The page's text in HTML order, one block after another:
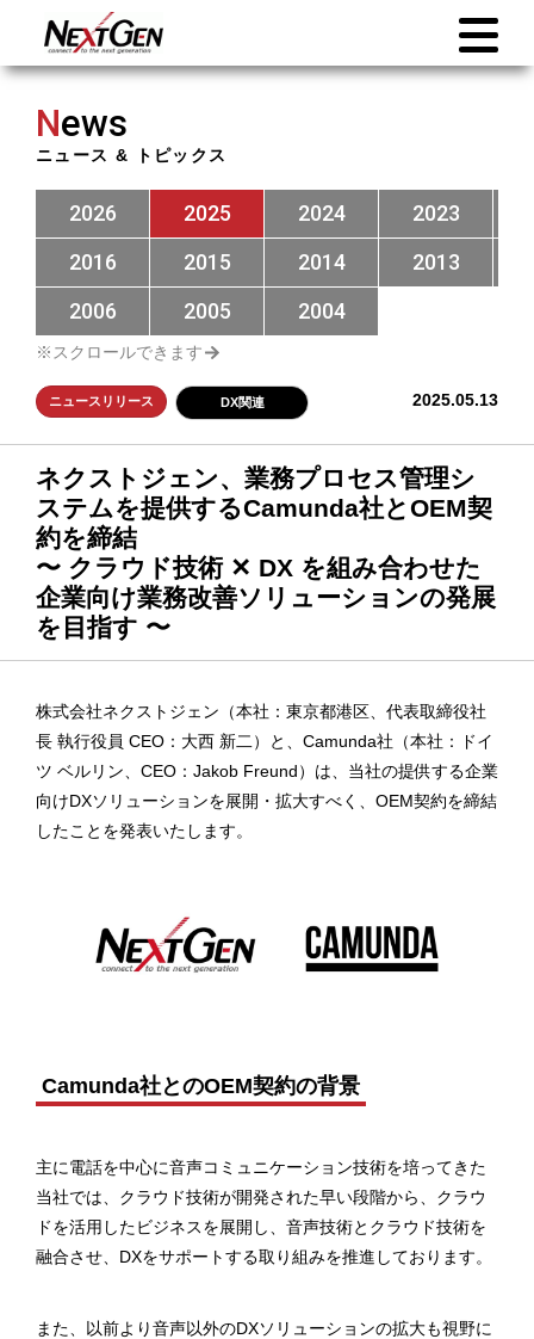
News
ニュース & トピックス
2026 2025 2024 2023
2016
2015 2014 2013
2006
2005 2004
ニュースリリース DX関連 2025.05.13
ネクストジェン、業務プロセス管理シ
ステムを提供するCamunda社とOEM契
約を締結
〜 クラウド技術 ✕ DX を組み合わせた
企業向け業務改善ソリューションの発展
を目指す 〜
株式会社ネクストジェン（本社：東京都港区、代表取締役社
長 執行役員 CEO：大西 新二）と、Camunda社（本社：ドイ
ツ ベルリン、CEO：Jakob Freund）は、当社の提供する企業
向けDXソリューションを展開・拡大すべく、OEM契約を締結
したことを発表いたします。
Camunda社とのOEM契約の背景
主に電話を中心に音声コミュニケーション技術を培ってきた
当社では、クラウド技術が開発された早い段階から、クラウ
ドを活用したビジネスを展開し、音声技術とクラウド技術を
融合させ、DXをサポートする取り組みを推進しております。
また、以前より音声以外のDXソリューションの拡大も視野に